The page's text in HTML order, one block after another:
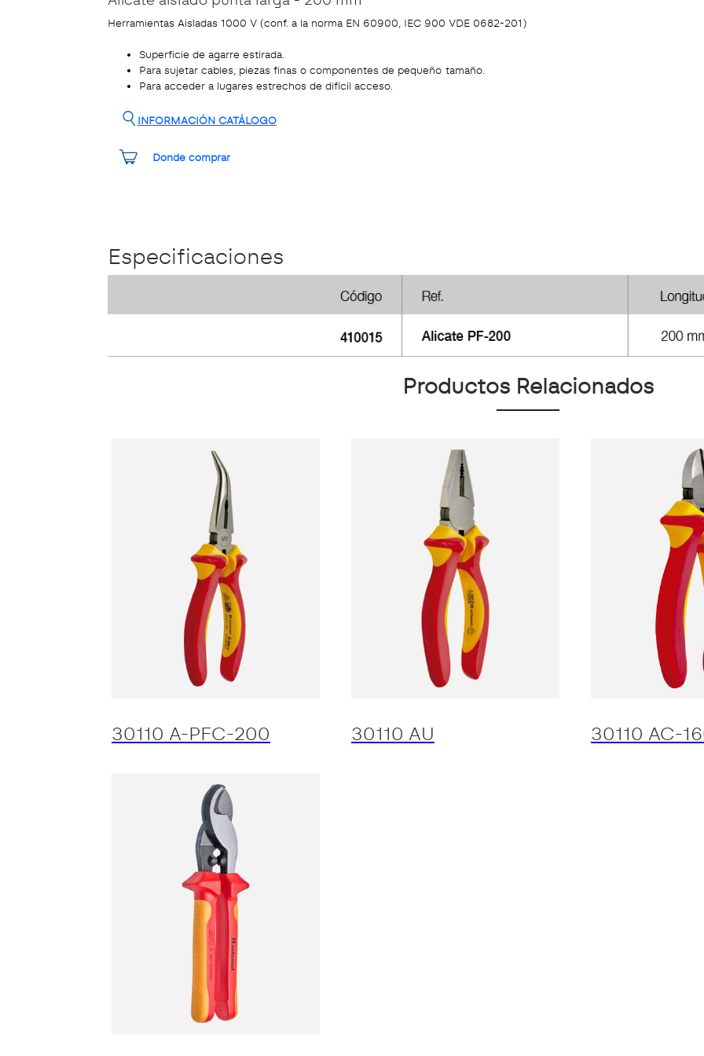
Herramientas Aisladas 1000 V (conf. a la norma EN 60900, IEC 900 VDE 0682-201)
Superficie de agarre estirada.
Para sujetar cables, piezas finas o componentes de pequeño tamaño.
Para acceder a lugares estrechos de difícil acceso.
Donde comprar
INFORMACIÓN CATÁLOGO
Especificaciones
Productos Relacionados
30110 A-PFC-200 30110 AU 30110 AC-